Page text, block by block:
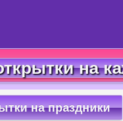
на
на праздники